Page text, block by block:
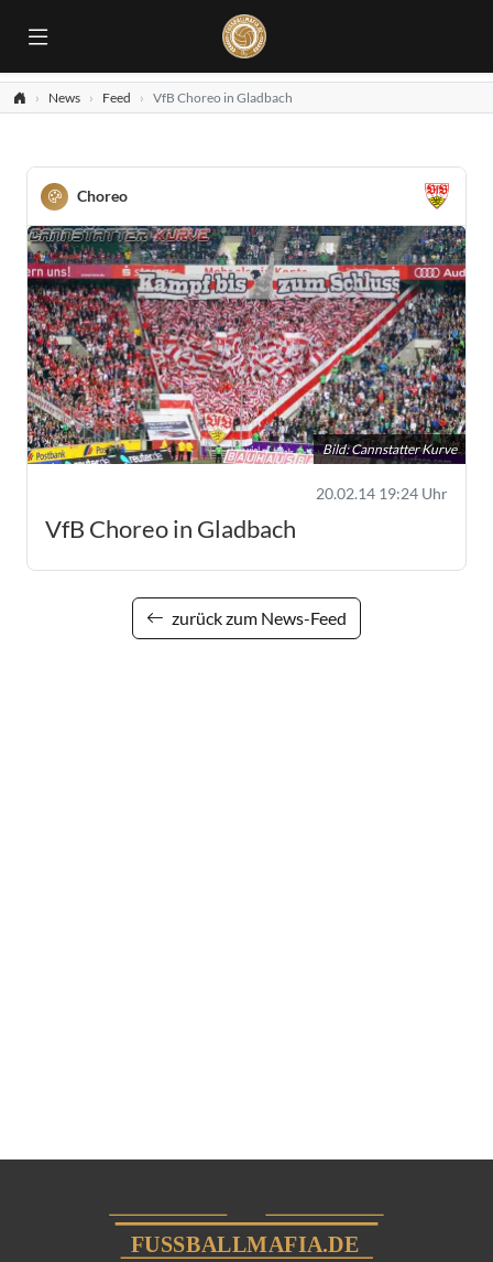
News Feed VfB Choreo in Gladbach
Choreo
Bild: Cannstatter Kurve
20.02.14 19:24 Uhr
VfB Choreo in Gladbach
zurück zum News-Feed